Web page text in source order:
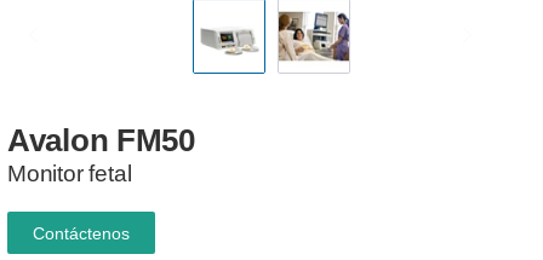
Avalon FM50
Monitor fetal
Contáctenos